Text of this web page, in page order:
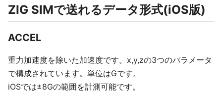
ZIG SIMで送れるデータ形式(iOS版)
ACCEL
重力加速度を除いた加速度です。x,y,zの3つのパラメータ
で構成されています。単位はGです。
iOSでは±8Gの範囲を計測可能です。